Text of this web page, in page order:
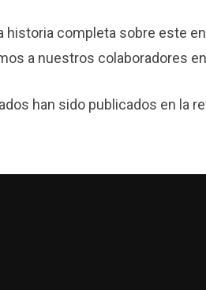
historia completa sobre este
a nuestros colaboradores
han sido publicados en la